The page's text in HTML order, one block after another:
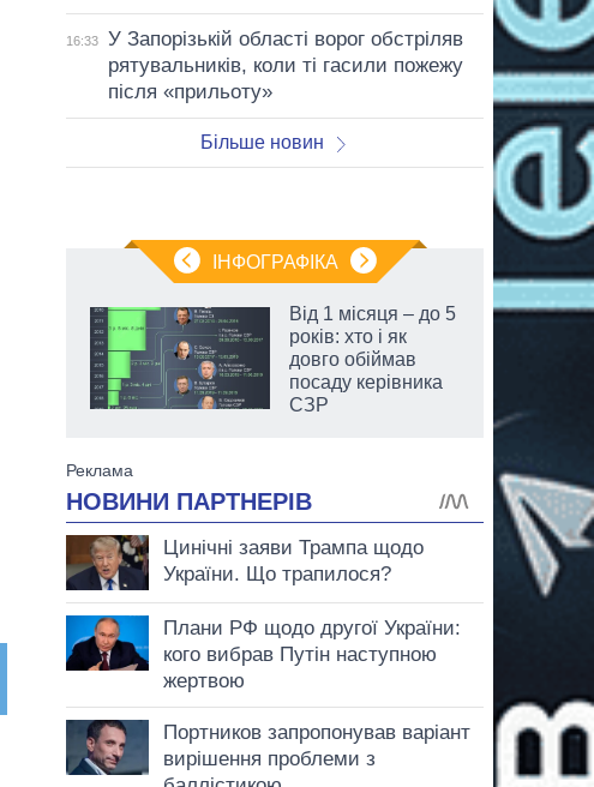
16:33
У Запорізькій області ворог обстріляв
рятувальників, коли ті гасили пожежу
після «прильоту»
Більше новин
ІНФОГРАФІКА
Від 1 місяця – до 5
років: хто і як
довго обіймав
посаду керівника
СЗР